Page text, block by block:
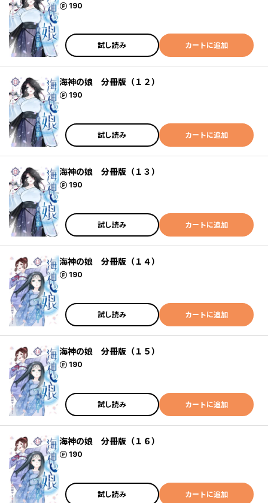
190
ポイント
試し読み カートに追加
海神の娘 分冊版（１２）
190
ポイント
試し読み カートに追加
海神の娘 分冊版（１３）
190
ポイント
試し読み カートに追加
海神の娘 分冊版（１４）
190
ポイント
試し読み カートに追加
海神の娘 分冊版（１５）
190
ポイント
試し読み カートに追加
海神の娘 分冊版（１６）
190
ポイント
試し読み カートに追加